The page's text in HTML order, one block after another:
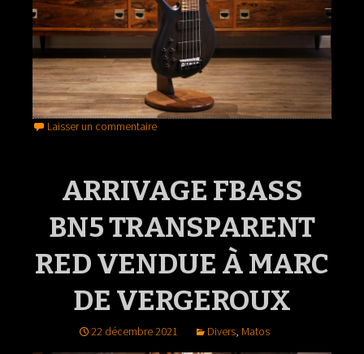
Laisser un commentaire
ARRIVAGE FBASS
BN5 TRANSPARENT
RED VENDUE À MARC
DE VERGEROUX
22 décembre 2021 Divers, Matos